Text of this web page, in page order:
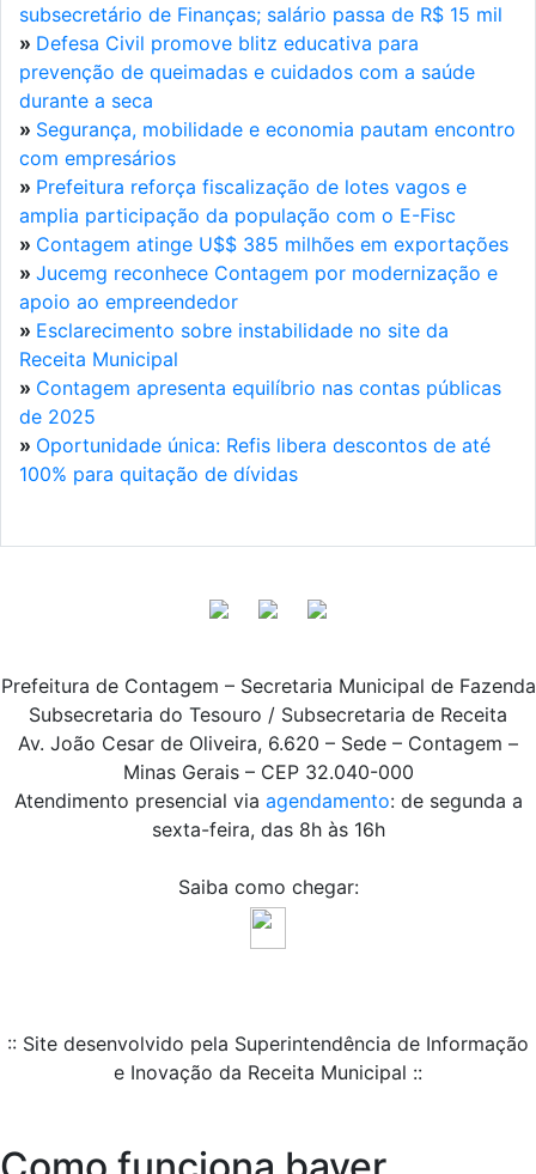
subsecretário de Finanças; salário passa de R$ 15 mil
» Defesa Civil promove blitz educativa para
prevenção de queimadas e cuidados com a saúde
durante a seca
» Segurança, mobilidade e economia pautam encontro
com empresários
» Prefeitura reforça fiscalização de lotes vagos e
amplia participação da população com o E-Fisc
» Contagem atinge U$$ 385 milhões em exportações
» Jucemg reconhece Contagem por modernização e
apoio ao empreendedor
» Esclarecimento sobre instabilidade no site da
Receita Municipal
» Contagem apresenta equilíbrio nas contas públicas
de 2025
» Oportunidade única: Refis libera descontos de até
100% para quitação de dívidas
Prefeitura de Contagem – Secretaria Municipal de Fazenda
Subsecretaria do Tesouro / Subsecretaria de Receita
Av. João Cesar de Oliveira, 6.620 – Sede – Contagem –
Minas Gerais – CEP 32.040-000
Atendimento presencial via agendamento: de segunda a
sexta-feira, das 8h às 16h
Saiba como chegar:
:: Site desenvolvido pela Superintendência de Informação
e Inovação da Receita Municipal ::